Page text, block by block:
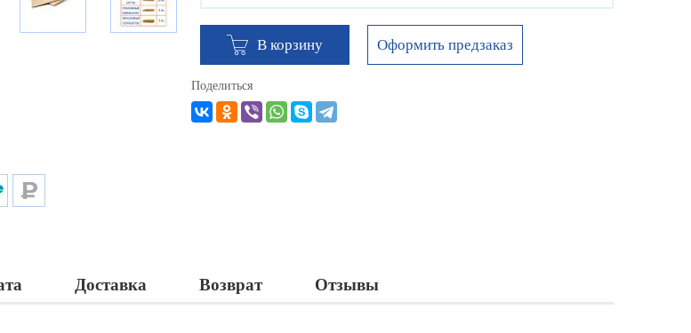
В корзину Оформить предзаказ
Поделиться
Доставка Возврат Отзывы